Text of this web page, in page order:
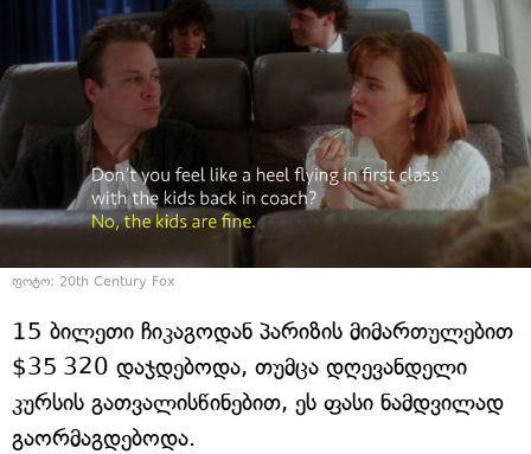
ფოტო: 20th Century Fox
15 ბილეთი ჩიკაგოდან პარიზის მიმართულებით
$35 320 დაჯდებოდა, თუმცა დღევანდელი
კურსის გათვალისწინებით, ეს ფასი ნამდვილად
გაორმაგდებოდა.